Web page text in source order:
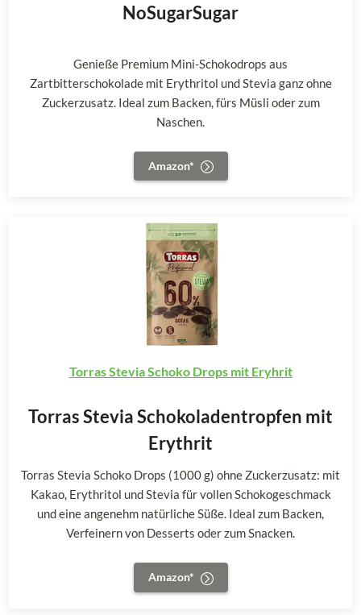
NoSugarSugar
Genieße Premium Mini-Schokodrops aus
Zartbitterschokolade mit Erythritol und Stevia ganz ohne
Zuckerzusatz. Ideal zum Backen, fürs Müsli oder zum
Naschen.
Amazon*
Torras Stevia Schoko Drops mit Eryhrit
Torras Stevia Schokoladentropfen mit
Erythrit
Torras Stevia Schoko Drops (1000 g) ohne Zuckerzusatz: mit
Kakao, Erythritol und Stevia für vollen Schokogeschmack
und eine angenehm natürliche Süße. Ideal zum Backen,
Verfeinern von Desserts oder zum Snacken.
Amazon*